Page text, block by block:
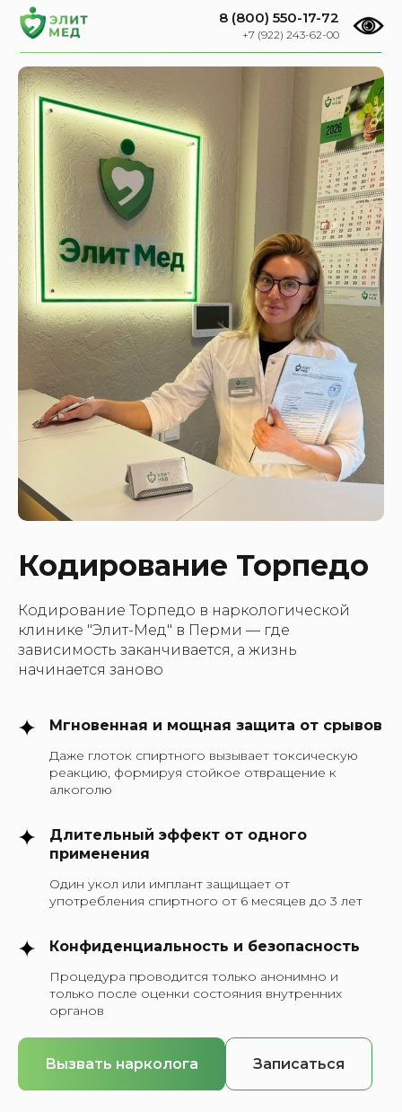
+7 (922) 243-62-00
8 (800) 550-17-72
Кодирование Торпедо
Кодирование Торпедо в наркологической
клинике "Элит-Мед" в Перми — где
зависимость заканчивается, а жизнь
начинается заново
Мгновенная и мощная защита от срывов
Даже глоток спиртного вызывает токсическую
реакцию, формируя стойкое отвращение к
алкоголю
Длительный эффект от одного
применения
Один укол или имплант защищает от
употребления спиртного от 6 месяцев до 3 лет
Конфиденциальность и безопасность
Процедура проводится только анонимно и
только после оценки состояния внутренних
органов
Вызвать нарколога Записаться